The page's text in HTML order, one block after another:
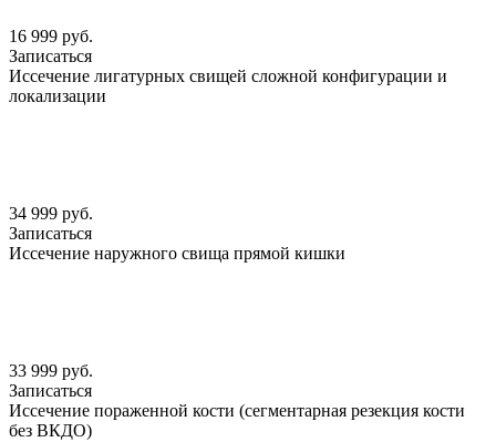
16 999 руб.
Записаться
Иссечение лигатурных свищей сложной конфигурации и
локализации
34 999 руб.
Записаться
Иссечение наружного свища прямой кишки
33 999 руб.
Записаться
Иссечение пораженной кости (сегментарная резекция кости
без ВКДО)